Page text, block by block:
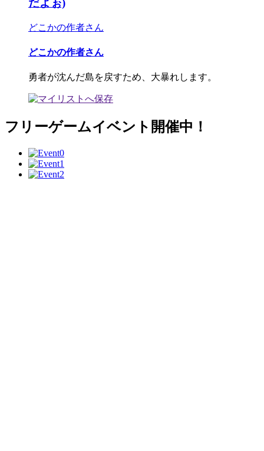
だよぉ)
どこかの作者さん
どこかの作者さん
勇者が沈んだ島を戻すため、大暴れします。
フリーゲームイベント開催中！